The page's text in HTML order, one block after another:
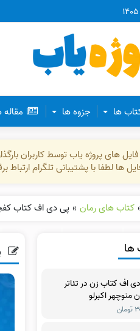
ها جزوه ها
های پروژه یاب توسط کاربران
ها لطفا با پشتیبانی تلگرام
کتاب های رمان » پی دی اف کتاب
ها
اف کتاب زن در تئاتر
منوچهر اکبرلو